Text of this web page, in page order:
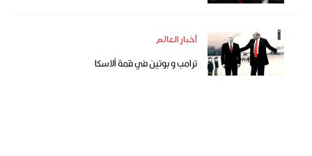
أخبار العالم
ترامب و بوتين في قمة ألاسكا